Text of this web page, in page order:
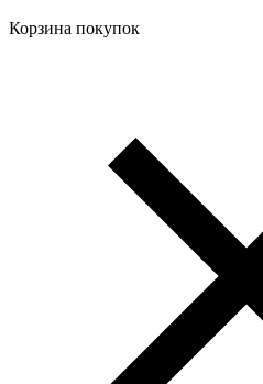
Корзина покупок